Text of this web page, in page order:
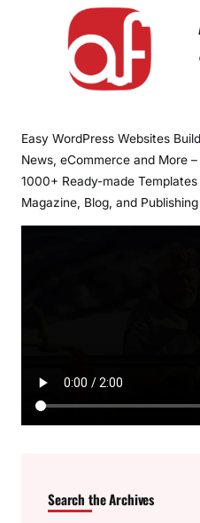
Easy WordPress Websites
News, eCommerce and More
1000+ Ready-made
Magazine, Blog, and
Search the Archives